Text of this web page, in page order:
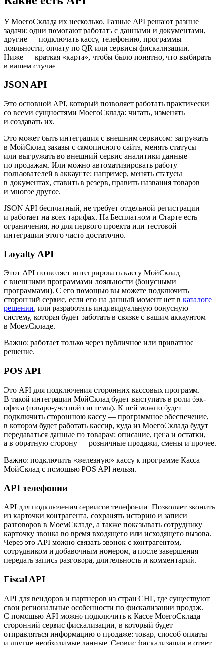
У МоегоСклада их несколько. Разные API решают разные
задачи: одни помогают работать с данными и документами,
другие — подключать кассу, телефонию, программы
лояльности, оплату по QR или сервисы фискализации.
Ниже — краткая «карта», чтобы было понятно, что выбирать
в вашем случае.
JSON API
Это основной API, который позволяет работать практически
со всеми сущностями МоегоСклада: читать, изменять
и создавать их.
Это может быть интеграция с внешним сервисом: загружать
в МойСклад заказы с самописного сайта, менять статусы
или выгружать во внешний сервис аналитики данные
по продажам. Или можно автоматизировать работу
пользователей в аккаунте: например, менять статусы
в документах, ставить в резерв, править названия товаров
и многое другое.
JSON API бесплатный, не требует отдельной регистрации
и работает на всех тарифах. На Бесплатном и Старте есть
ограничения, но для первого проекта или тестовой
интеграции этого часто достаточно.
Loyalty API
Этот API позволяет интегрировать кассу МойСклад
с внешними программами лояльности (бонусными
программами). С его помощью вы можете подключить
сторонний сервис, если его на данный момент нет в каталоге
решений, или разработать индивидуальную бонусную
систему, которая будет работать в связке с вашим аккаунтом
в МоемСкладе.
Важно: работает только через публичное или приватное
решение.
POS API
Это API для подключения сторонних кассовых программ.
В такой интеграции МойСклад будет выступать в роли бэк-
офиса (товаро-учетной системы). К ней можно будет
подключить стороннюю кассу — программное обеспечение,
в котором будет работать кассир, куда из МоегоСклада будут
передаваться данные по товарам: описание, цена и остатки,
а в обратную сторону — розничные продажи, смены и прочее.
Важно: подключить «железную» кассу к программе Касса
МойСклад с помощью POS API нельзя.
API телефонии
API для подключения сервисов телефонии. Позволяет звонить
из карточки контрагента, сохранять историю и записи
разговоров в МоемСкладе, а также показывать сотруднику
карточку звонка во время входящего или исходящего вызова.
Через это API можно связать звонок с контрагентом,
сотрудником и добавочным номером, а после завершения —
передать запись разговора, длительность и комментарий.
Fiscal API
API для вендоров и партнеров из стран СНГ, где существуют
свои региональные особенности по фискализации продаж.
С помощью API можно подключить к Кассе МоегоСклада
сторонний сервис фискализации, в который будет
отправляться информацию о продаже: товар, способ оплаты
и другие необходимые данные. Сервис фискализации в ответ